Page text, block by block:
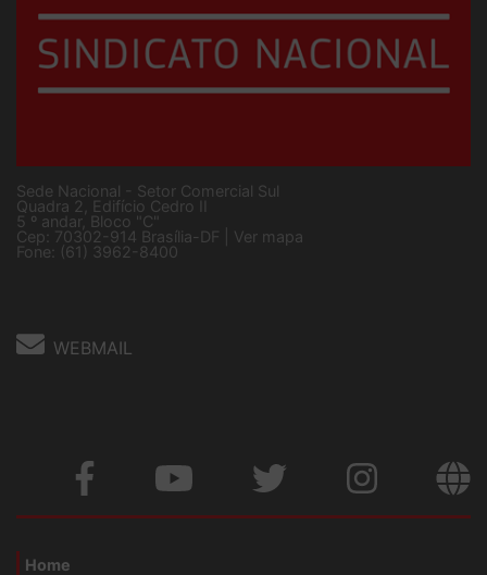
Sede Nacional - Setor Comercial Sul
Quadra 2, Edifício Cedro II
5 º andar, Bloco "C"
Cep: 70302-914 Brasília-DF | Ver mapa
Fone: (61) 3962-8400
WEBMAIL
Home